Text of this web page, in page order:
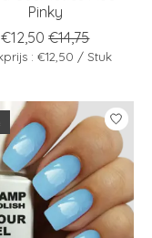
Pinky
€12,50 €14,75
: €12,50 / Stuk